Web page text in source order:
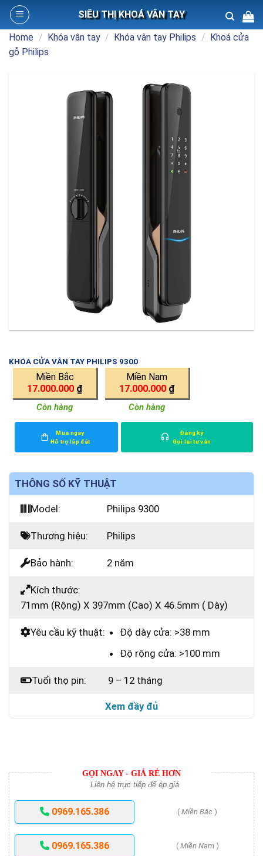
Skip
content
SIÊU THỊ KHOÁ VÂN TAY
Search
Home / Khóa vân tay / Khóa vân tay Philips / Khoá cửa
gỗ Philips
KHÓA CỬA VÂN TAY PHILIPS 9300
Miền Bắc
17.000.000 ₫
Còn hàng
Miền Nam
17.000.000 ₫
Còn hàng
Mua ngay
Hỗ trợ lắp đặt
Đăng ký
Gọi lại tư vấn
THÔNG SỐ KỸ THUẬT
Model: Philips 9300
Thương hiệu: Philips
Bảo hành: 2 năm
Kích thước:
71mm (Rộng) X 397mm (Cao) X 46.5mm ( Dày)
Yêu cầu kỹ thuật:
Độ dày cửa: >38 mm
Độ rộng cửa: >100 mm
Tuổi thọ pin: 9 – 12 tháng
Xem đầy đủ
GỌI NGAY - GIÁ RẺ HƠN
Liên hệ trực tiếp để ép giá
0969.165.386 ( Miền Bắc )
0969.165.386 ( Miền Nam)